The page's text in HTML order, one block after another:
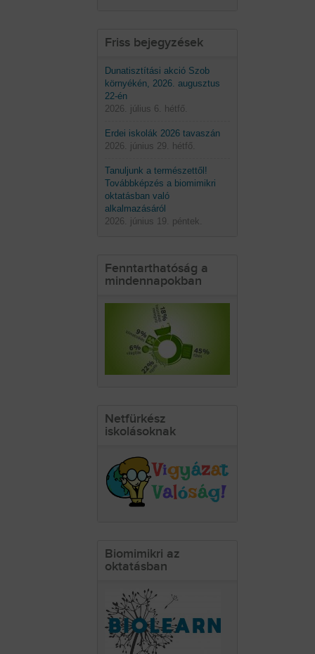
Friss bejegyzések
Dunatisztítási akció Szob
környékén, 2026. augusztus
22-én
2026. július 6. hétfő.
Erdei iskolák 2026 tavaszán
2026. június 29. hétfő.
Tanuljunk a természettől!
Továbbképzés a biomimikri
oktatásban való
alkalmazásáról
2026. június 19. péntek.
Fenntarthatóság a
mindennapokban
Netfürkész
iskolásoknak
Biomimikri az
oktatásban